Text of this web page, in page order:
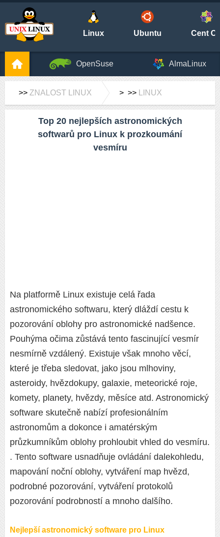
Linux Ubuntu Cent
OpenSuse AlmaLinux
>> ZNALOST LINUX > >> LINUX
Top 20 nejlepších astronomických
softwarů pro Linux k prozkoumání
vesmíru
Na platformě Linux existuje celá řada
astronomického softwaru, který dláždí cestu k
pozorování oblohy pro astronomické nadšence.
Pouhýma očima zůstává tento fascinující vesmír
nesmírně vzdálený. Existuje však mnoho věcí,
které je třeba sledovat, jako jsou mlhoviny,
asteroidy, hvězdokupy, galaxie, meteorické roje,
komety, planety, hvězdy, měsíce atd. Astronomický
software skutečně nabízí profesionálním
astronomům a dokonce i amatérským
průzkumníkům oblohy prohloubit vhled do vesmíru.
. Tento software usnadňuje ovládání dalekohledu,
mapování noční oblohy, vytváření map hvězd,
podrobné pozorování, vytváření protokolů
pozorování podrobností a mnoho dalšího.
Nejlepší astronomický software pro Linux